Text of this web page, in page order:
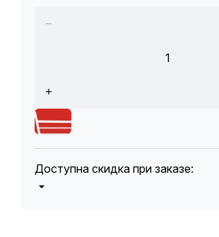
1
Доступна скидка при заказе: